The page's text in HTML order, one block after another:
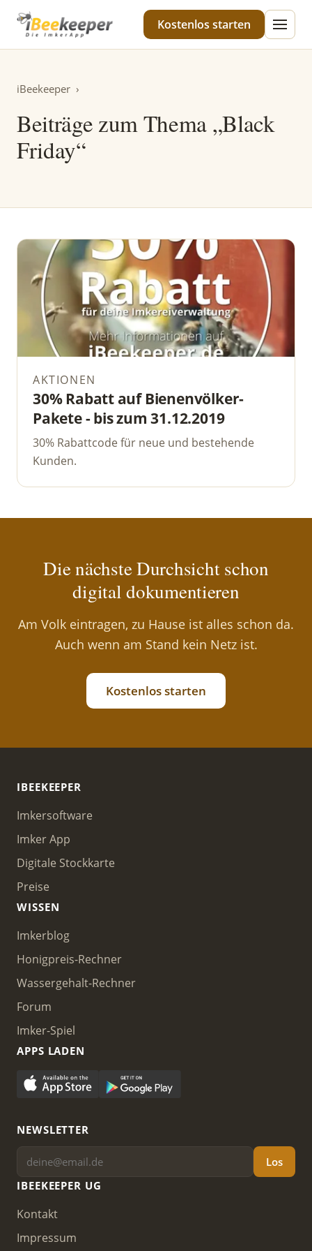
iBeekeeper
Kostenlos starten
iBeekeeper ›
Beiträge zum Thema „Black
Friday“
AKTIONEN
30% Rabatt auf Bienenvölker-
Pakete - bis zum 31.12.2019
30% Rabattcode für neue und bestehende
Kunden.
Die nächste Durchsicht schon
digital dokumentieren
Am Volk eintragen, zu Hause ist alles schon da.
Auch wenn am Stand kein Netz ist.
Kostenlos starten
IBEEKEEPER
Imkersoftware
Imker App
Digitale Stockkarte
Preise
WISSEN
Imkerblog
Honigpreis-Rechner
Wassergehalt-Rechner
Forum
Imker-Spiel
APPS LADEN
NEWSLETTER
Los
IBEEKEEPER UG
Kontakt
Impressum